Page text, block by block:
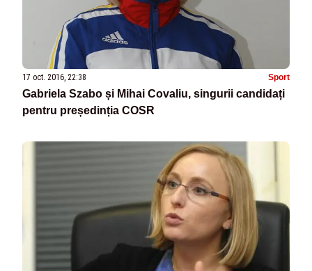
17 oct. 2016, 22:38 Sport
Gabriela Szabo și Mihai Covaliu, singurii candidați
pentru președinția COSR